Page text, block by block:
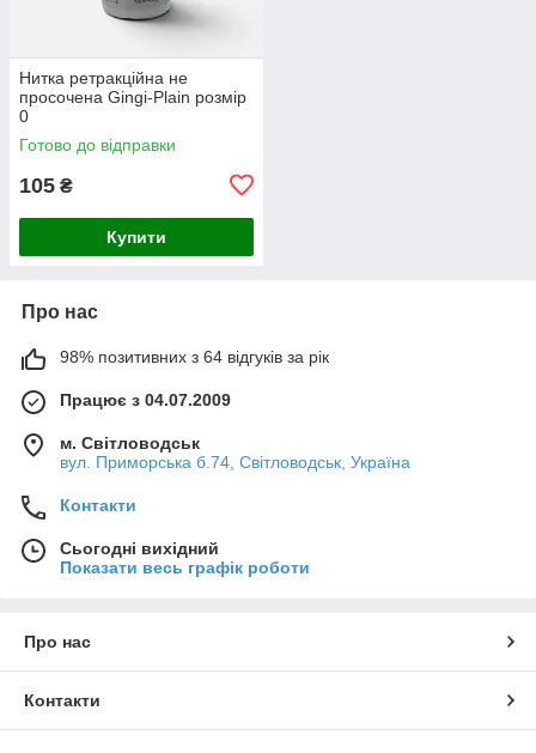
Нитка ретракційна не
просочена Gingi-Plain розмір
0
Готово до відправки
105 ₴
Купити
Про нас
98% позитивних з 64 відгуків за рік
Працює з 04.07.2009
м. Світловодськ
вул. Приморська б.74, Світловодськ, Україна
Контакти
Сьогодні вихідний
Показати весь графік роботи
Про нас
Контакти